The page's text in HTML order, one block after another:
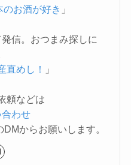
のお酒が好き 」
信。おつまみ探しに
直めし！ 」
頼などは
わせ
からお願いします。